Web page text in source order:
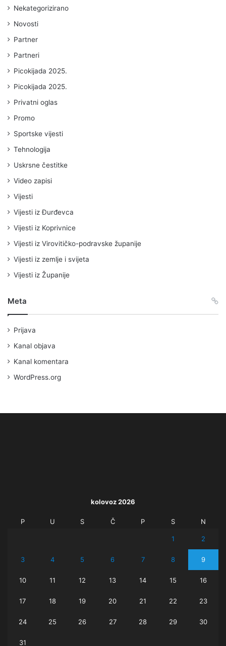
Nekategorizirano
Novosti
Partner
Partneri
Picokijada 2025.
Picokijada 2025.
Privatni oglas
Promo
Sportske vijesti
Tehnologija
Uskrsne čestitke
Video zapisi
Vijesti
Vijesti iz Đurđevca
Vijesti iz Koprivnice
Vijesti iz Virovitičko-podravske županije
Vijesti iz zemlje i svijeta
Vijesti iz Županije
Meta
Prijava
Kanal objava
Kanal komentara
WordPress.org
kolovoz 2026
P U S Č P S N
1 2
3 4 5 6 7 8 9
10 11 12 13 14 15 16
17 18 19 20 21 22 23
24 25 26 27 28 29 30
31